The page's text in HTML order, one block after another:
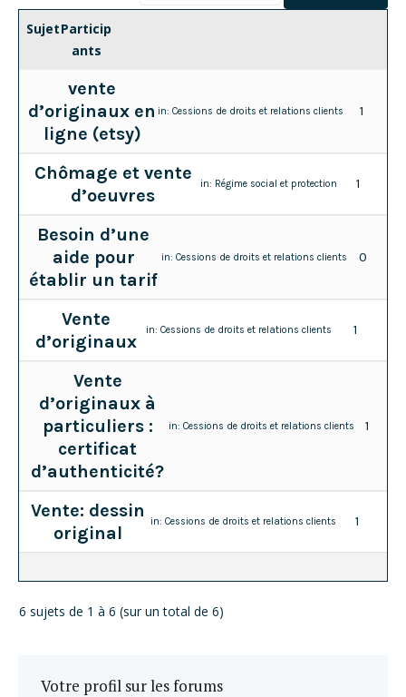
SujetParticip
ants
vente
d’originaux en
ligne (etsy)
in:Cessions de droits et relations clients 1
Chômage et vente
d’oeuvres
in: Régime social et protection 1
Besoin d’une
aide pour
établir un tarif
in: Cessions de droits et relations clients 0
Vente
d’originaux
in:Cessions de droits et relations clients 1
Vente
d’originaux à
particuliers :
certificat
d’authenticité?
in:Cessions de droits et relations clients 1
Vente: dessin
original
in: Cessions de droits et relations clients 1
6 sujets de 1 à 6 (sur un total de 6)
Votre profil sur les forums